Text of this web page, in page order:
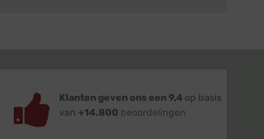
Klanten geven ons een 9,4 op basis
van +14.800 beoordelingen